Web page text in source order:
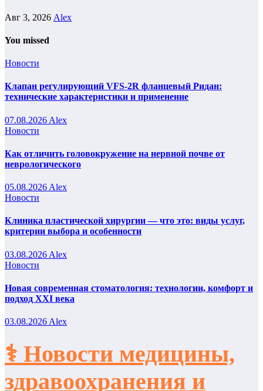
Авг 3, 2026 Alex
You missed
Новости
Клапан регулирующий VFS-2R фланцевый Ридан:
технические характеристики и применение
07.08.2026 Alex
Новости
Как отличить головокружение на нервной почве от
неврологического
05.08.2026 Alex
Новости
Клиника пластической хирургии — что это: виды услуг,
критерии выбора и особенности
03.08.2026 Alex
Новости
Новая современная стоматология: технологии, комфорт и
подход XXI века
03.08.2026 Alex
⚕️ Новости медицины,
здравоохранения и